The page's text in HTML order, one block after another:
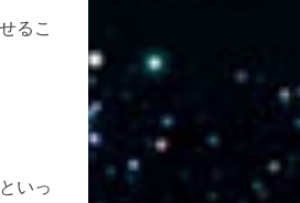
るこ
いっ